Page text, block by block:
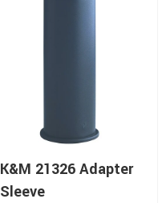
K&M 21326 Adapter
Sleeve